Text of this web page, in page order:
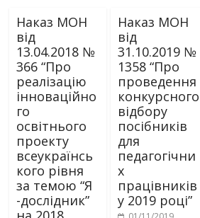
Наказ МОН
від
13.04.2018 №
366 “Про
реалізацію
інноваційно
го
освітнього
проекту
всеукраїнсь
кого рівня
за темою “Я
-дослідник”
Наказ МОН
від
31.10.2019 №
1358 “Про
проведення
конкурсного
відбору
посібників
для
педагогічни
х
працівників
у 2019 році”